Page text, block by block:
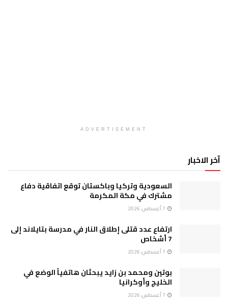
ADVERTISEMENT
آخر الاخبار
السعودية وتركيا وباكستان توقع اتفاقية دفاع
مشترك في مكة المكرمة
ارتفاع عدد قتلى إطلاق النار في مدرسة بتايلاند إلى
7 أشخاص
بوتين ومحمد بن زايد يبحثان هاتفياً الوضع في
الخليج وأوكرانيا